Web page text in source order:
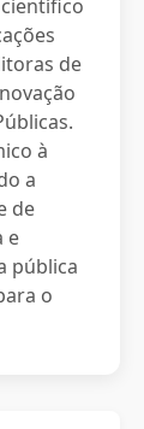
de
à
a
de
e
pública
o